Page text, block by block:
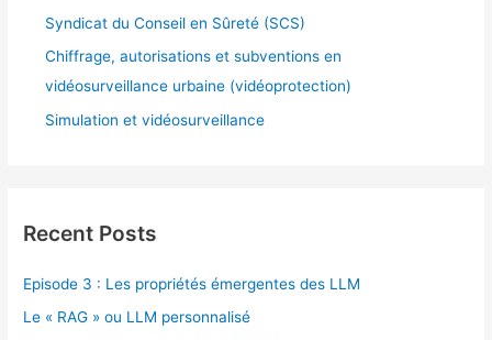
Syndicat du Conseil en Sûreté (SCS)
Chiffrage, autorisations et subventions en
vidéosurveillance urbaine (vidéoprotection)
Simulation et vidéosurveillance
Recent Posts
Episode 3 : Les propriétés émergentes des LLM
Le « RAG » ou LLM personnalisé